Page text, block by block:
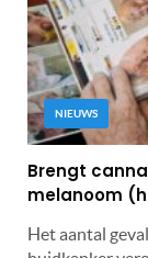
NIEUWS
Brengt
melanoom
Het aantal